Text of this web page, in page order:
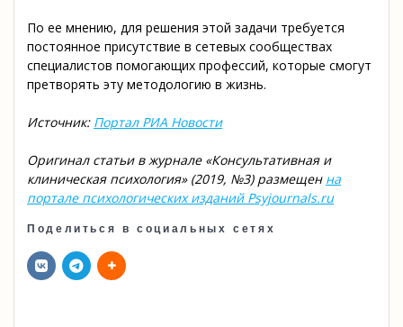
По ее мнению, для решения этой задачи требуется
постоянное присутствие в сетевых сообществах
специалистов помогающих профессий, которые смогут
претворять эту методологию в жизнь.
Источник: Портал РИА Новости
Оригинал статьи в журнале «Консультативная и
клиническая психология» (2019, №3) размещен на
портале психологических изданий Psyjournals.ru
Поделиться в социальных сетях